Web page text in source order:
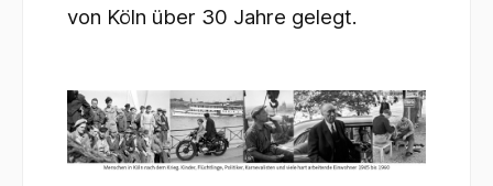
von Köln über 30 Jahre gelegt.